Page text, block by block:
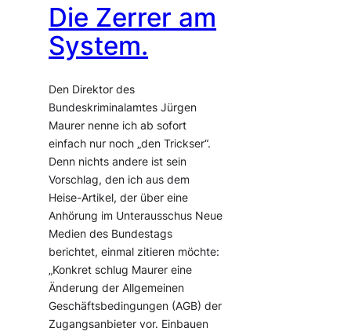
Die Zerrer am
System.
Den Direktor des
Bundeskriminalamtes Jürgen
Maurer nenne ich ab sofort
einfach nur noch „den Trickser“.
Denn nichts andere ist sein
Vorschlag, den ich aus dem
Heise-Artikel, der über eine
Anhörung im Unterausschus Neue
Medien des Bundestags
berichtet, einmal zitieren möchte:
„Konkret schlug Maurer eine
Änderung der Allgemeinen
Geschäftsbedingungen (AGB) der
Zugangsanbieter vor. Einbauen